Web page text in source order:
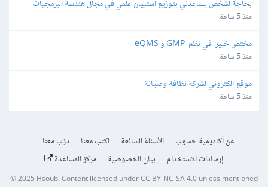
بحاجة لشخص يساعدني بتوزيع استبيان علمي في مجال هندسة البرمجيات
منذ 5 ساعة
مختص خبير  في نظم  GMP و eQMS
منذ 5 ساعة
موقع إلكتروني لشركة نظافة وصيانة
منذ 5 ساعة
عن أكاديمية حسوب الأسئلة الشائعة اكتب معنا
درّب معنا
إرشادات الاستخدام
بيان الخصوصية مركز المساعدة
© 2025 Hsoub.Content licensed underCC BY-NC-SA 4.0unless mentioned